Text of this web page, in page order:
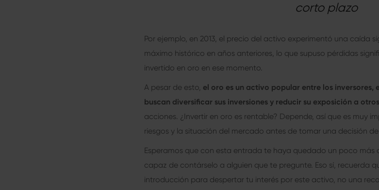
corto plazo
Por ejemplo, en 2013, el precio del activo experimentó una caída
máximo histórico en años anteriores, lo que supuso pérdidas
invertido en oro en ese momento.
A pesar de esto, el oro es un activo popular entre los inversores,
buscan diversificar sus inversiones y reducir su exposición a
acciones. ¿Invertir en oro es rentable? Depende, así que es muy
riesgos y la situación del mercado antes de tomar una decisión de
Esperamos que con esta entrada te haya quedado un poco más
capaz de contárselo a alguien que te pregunte. Eso sí, recuerda
introducción para despertar tu interés por este activo, no una